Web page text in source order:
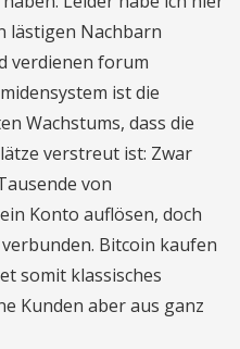
lästigen Nachbarn
verdienen forum
ist die
Wachstums, dass die
verstreut ist: Zwar
von
Konto auflösen, doch
Bitcoin kaufen
somit klassisches
Kunden aber aus ganz